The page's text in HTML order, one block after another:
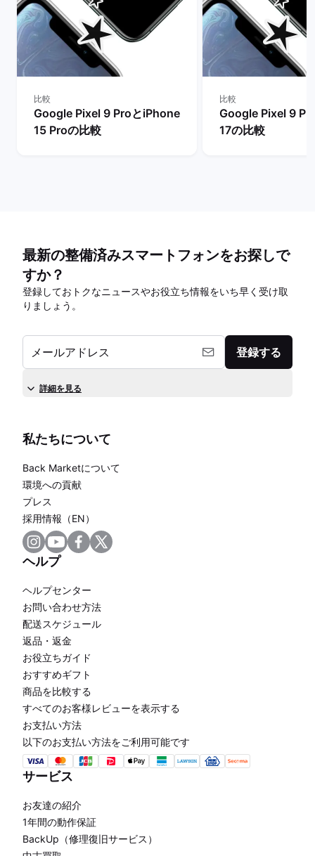
比較
Google Pixel 9 ProとiPhone
15 Proの比較
比較
Google Pixel 9
17の比較
最新の整備済みスマートフォンをお探しで
すか？
登録しておトクなニュースやお役立ち情報をいち早く受け取
りましょう。
メールアドレス 登録する
詳細を見る
私たちについて
Back Marketについて
環境への貢献
プレス
採用情報（EN）
ヘルプ
ヘルプセンター
お問い合わせ方法
配送スケジュール
返品・返金
お役立ちガイド
おすすめギフト
商品を比較する
すべてのお客様レビューを表示する
お支払い方法
以下のお支払い方法をご利用可能です
サービス
お友達の紹介
1年間の動作保証
BackUp（修理復旧サービス）